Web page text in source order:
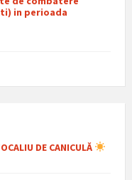
in perioada
DE CANICULĂ